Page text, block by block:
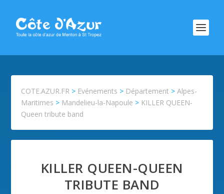
COTE.AZUR.FR > Evénements > Département >Alpes-
Maritimes > Mandelieu-la-Napoule > KILLER QUEEN-
Queen tribute band
KILLER QUEEN-QUEEN
TRIBUTE BAND